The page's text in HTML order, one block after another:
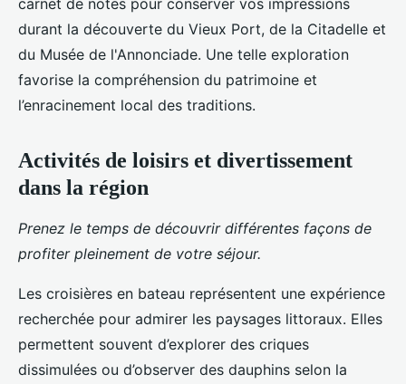
durant la découverte du Vieux Port, de la Citadelle et
du Musée de l'Annonciade. Une telle exploration
favorise la compréhension du patrimoine et
l’enracinement local des traditions.
Activités de loisirs et divertissement
dans la région
Prenez le temps de découvrir différentes façons de
profiter pleinement de votre séjour.
Les croisières en bateau représentent une expérience
recherchée pour admirer les paysages littoraux. Elles
permettent souvent d’explorer des criques
dissimulées ou d’observer des dauphins selon la